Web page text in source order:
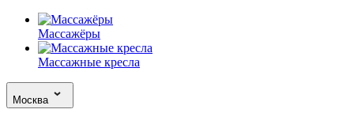
Массажёры
Массажные кресла
Москва